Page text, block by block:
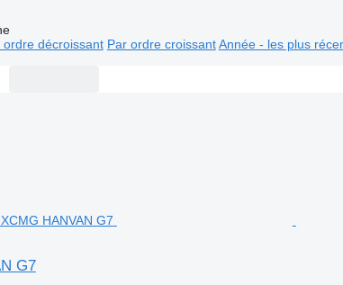
ordre décroissant Par ordre croissant Année - les plus
G7